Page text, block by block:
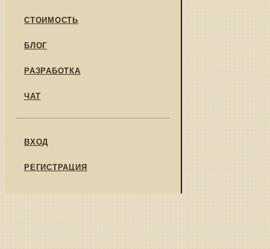
СТОИМОСТЬ
БЛОГ
РАЗРАБОТКА
ЧАТ
ВХОД
РЕГИСТРАЦИЯ